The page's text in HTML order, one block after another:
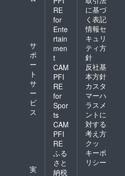
サ
ポ
ー
ト
サ
ー
ビ
ス
実
RE
for
Ente
rtain
men
t
CAM
PFI
RE
for
Spor
ts
CAM
PFI
RE
ふる
さと
納税
に基づ
く表記
情報セ
キュリ
ティ方
針
反社基
本方針
カスタ
マーハ
ラスメ
ントに
対する
考え方
クッ
キーポ
リシー